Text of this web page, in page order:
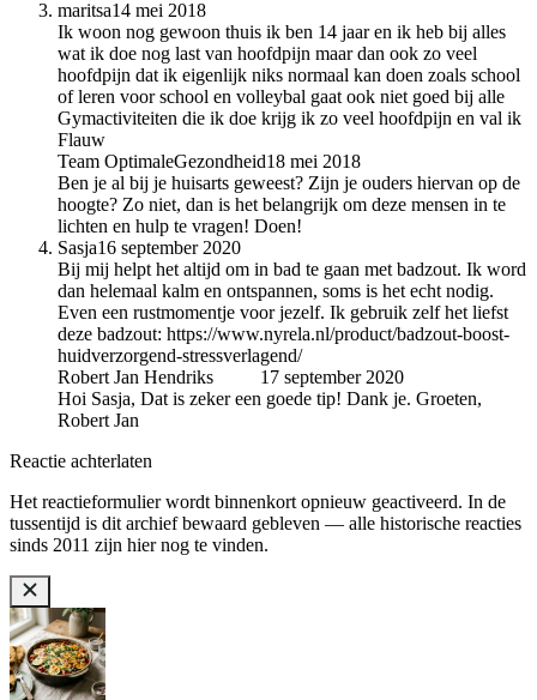
maritsa14 mei 2018
Ik woon nog gewoon thuis ik ben 14 jaar en ik heb bij alles
wat ik doe nog last van hoofdpijn maar dan ook zo veel
hoofdpijn dat ik eigenlijk niks normaal kan doen zoals school
of leren voor school en volleybal gaat ook niet goed bij alle
Gymactiviteiten die ik doe krijg ik zo veel hoofdpijn en val ik
Flauw
Team OptimaleGezondheid18 mei 2018
Ben je al bij je huisarts geweest? Zijn je ouders hiervan op de
hoogte? Zo niet, dan is het belangrijk om deze mensen in te
lichten en hulp te vragen! Doen!
Sasja16 september 2020
Bij mij helpt het altijd om in bad te gaan met badzout. Ik word
dan helemaal kalm en ontspannen, soms is het echt nodig.
Even een rustmomentje voor jezelf. Ik gebruik zelf het liefst
deze badzout: https://www.nyrela.nl/product/badzout-boost-
huidverzorgend-stressverlagend/
Robert Jan Hendriks
17 september 2020
Hoi Sasja, Dat is zeker een goede tip! Dank je. Groeten,
Robert Jan
Reactie achterlaten
Het reactieformulier wordt binnenkort opnieuw geactiveerd. In de
tussentijd is dit archief bewaard gebleven — alle historische reacties
sinds 2011 zijn hier nog te vinden.